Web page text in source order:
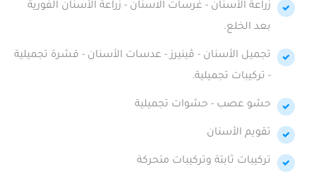
زراعة الأسنان - غرسات الاسنان - زراعة الأسنان الفورية
بعد الخلع.
تجميل الأسنان - ڤينيرز - عدسات الأسنان - قشرة تجميلية
- تركيبات تجميلية.
حشو عصب - حشوات تجميلية
تقويم الأسنان
تركيبات ثابتة وتركيبات متحركة